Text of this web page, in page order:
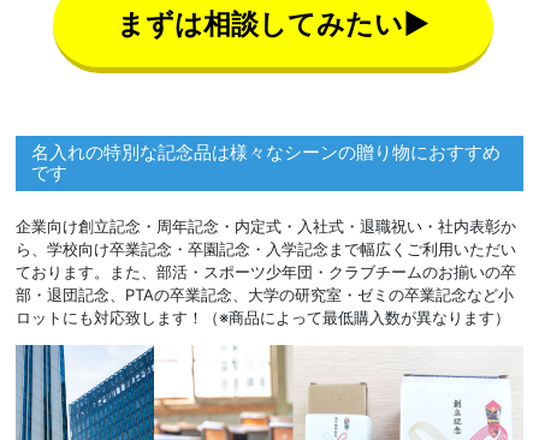
まずは相談してみたい▶
名入れの特別な記念品は様々なシーンの贈り物におすすめ
です
企業向け創立記念・周年記念・内定式・入社式・退職祝い・社内表彰か
ら、学校向け卒業記念・卒園記念・入学記念まで幅広くご利用いただい
ております。また、部活・スポーツ少年団・クラブチームのお揃いの卒
部・退団記念、PTAの卒業記念、大学の研究室・ゼミの卒業記念など小
ロットにも対応致します！（※商品によって最低購入数が異なります）